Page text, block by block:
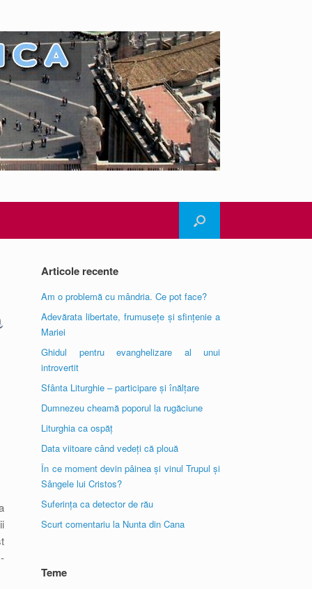
Articole recente
Am o problemă cu mândria. Ce pot face?
Adevărata libertate, frumusețe și sfințenie a
Mariei
Ghidul pentru evanghelizare al unui
introvertit
Sfânta Liturghie – participare și înălțare
Dumnezeu cheamă poporul la rugăciune
Liturghia ca ospăț
Data viitoare când vedeți că plouă
În ce moment devin pâinea și vinul Trupul și
Sângele lui Cristos?
Suferința ca detector de rău
Scurt comentariu la Nunta din Cana
Teme